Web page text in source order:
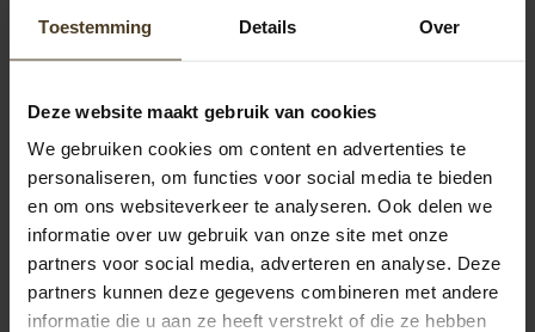
Toestemming Details Over
Deze website maakt gebruik van cookies
We gebruiken cookies om content en advertenties te
personaliseren, om functies voor social media te bieden
en om ons websiteverkeer te analyseren. Ook delen we
informatie over uw gebruik van onze site met onze
partners voor social media, adverteren en analyse. Deze
partners kunnen deze gegevens combineren met andere
informatie die u aan ze heeft verstrekt of die ze hebben
worden vast geschroefd, totdat ook hier weer het eind
is berijkt.
alle rommel mee, echt ze werken heel secuur. Het is een
aanbeveling om voor P. van Hoek Montage te kiesen.
Bekijk alle recensies